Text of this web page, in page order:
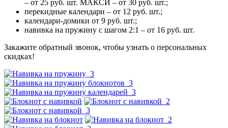
– от 25 руб. шт. МАКСИ – от 30 руб. шт.;
перекидные календари – от 12 руб. шт.;
календари-домики от 9 руб. шт.;
навивка на пружину с шагом 2:1 – от 16 руб. шт.
Закажите обратный звонок, чтобы узнать о персональных
скидках!